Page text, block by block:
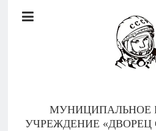
Документы
МУНИЦИПАЛЬНОЕ
УЧРЕЖДЕНИЕ «ДВОРЕЦ